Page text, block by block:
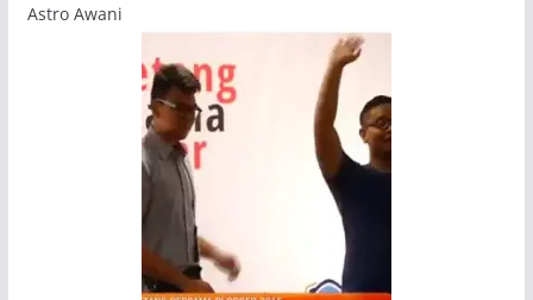
Astro Awani